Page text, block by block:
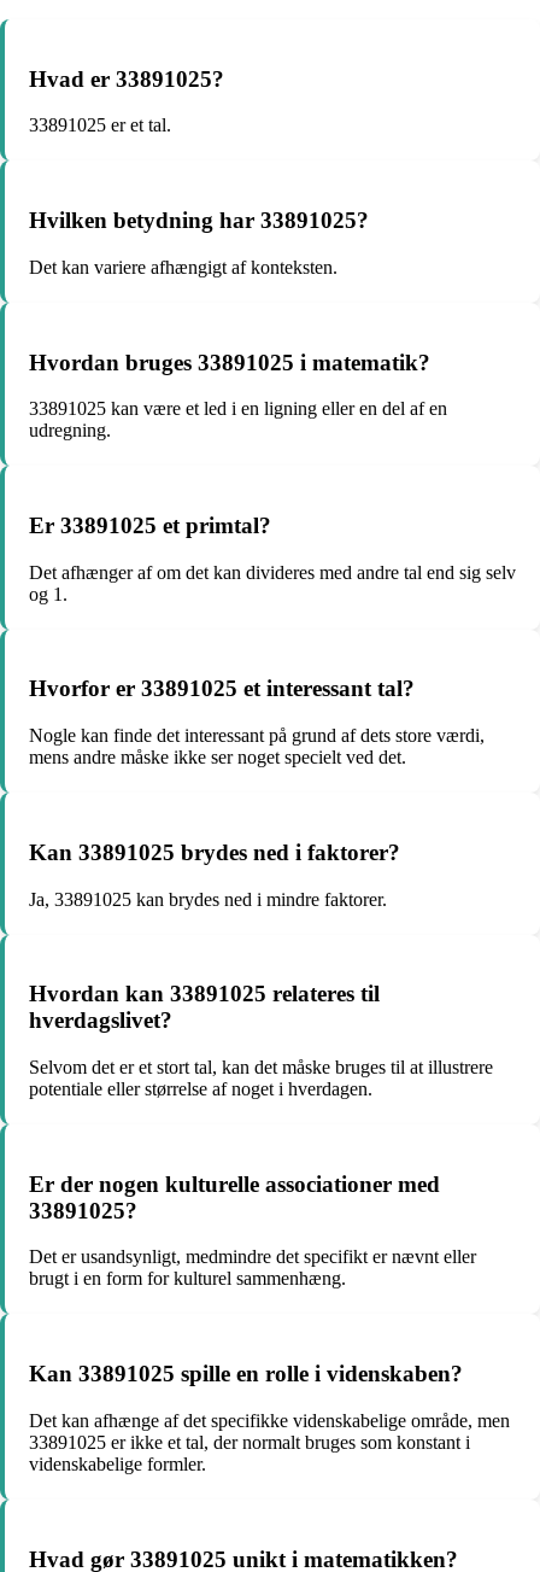
Hvad er 33891025?
33891025 er et tal.
Hvilken betydning har 33891025?
Det kan variere afhængigt af konteksten.
Hvordan bruges 33891025 i matematik?
33891025 kan være et led i en ligning eller en del af en
udregning.
Er 33891025 et primtal?
Det afhænger af om det kan divideres med andre tal end sig selv
og 1.
Hvorfor er 33891025 et interessant tal?
Nogle kan finde det interessant på grund af dets store værdi,
mens andre måske ikke ser noget specielt ved det.
Kan 33891025 brydes ned i faktorer?
Ja, 33891025 kan brydes ned i mindre faktorer.
Hvordan kan 33891025 relateres til
hverdagslivet?
Selvom det er et stort tal, kan det måske bruges til at illustrere
potentiale eller størrelse af noget i hverdagen.
Er der nogen kulturelle associationer med
33891025?
Det er usandsynligt, medmindre det specifikt er nævnt eller
brugt i en form for kulturel sammenhæng.
Kan 33891025 spille en rolle i videnskaben?
Det kan afhænge af det specifikke videnskabelige område, men
33891025 er ikke et tal, der normalt bruges som konstant i
videnskabelige formler.
Hvad gør 33891025 unikt i matematikken?